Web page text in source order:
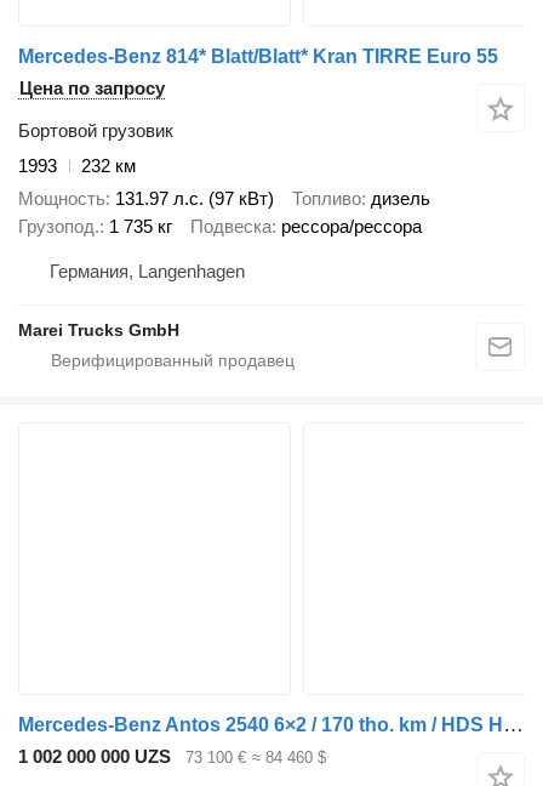
Mercedes-Benz 814* Blatt/Blatt* Kran TIRRE Euro 55
Цена по запросу
Бортовой грузовик
1993
232 км
Мощность 131.97 л.с. (97 кВт) Топливо дизель
Грузопод. 1 735 кг Подвеска рессора/рессора
Германия, Langenhagen
Marei Trucks GmbH
Mercedes-Benz Antos 2540 6×2 / 170 tho. km / HDS HIAB X-Duo 178
1 002 000 000 UZS 73 100 € ≈ 84 460 $